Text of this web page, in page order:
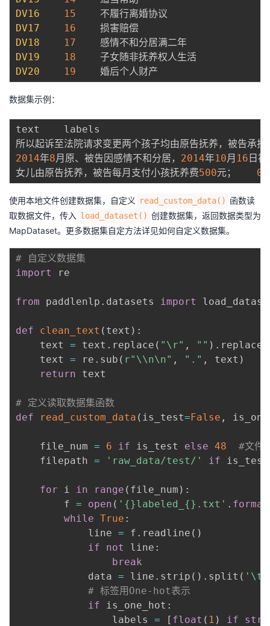
DV16
15
DV17
16
DV18
17
DV19
18
DV20
19
数据集示例：
text    labels
所以起诉至法院请求变更两个孩子均由原告抚养，被告承
2014年8月原、被告因感情不和分居， 2014年10月 16
女儿由原告抚养，被告每月支付小孩抚养费500 0
使用本地文件创建数据集，自定义 read_custom_data() 函数读
取数据文件，传入 load_dataset() 创建数据集，返回数据类型为
MapDataset。更多数据集自定方法详见如何自定义数据集。
# 自定义数据集
import
re
from paddlenlp . datasets import
def clean_text ( text ) :
    text
= text . replace ( "\r" , "" ) . replace
    text
= re . sub ( r"\\n\n" , "." , text )
return text
# 定义读取数据集函数
def
read_custom_data ( is_test=False ,
    file_num
= 6 if is_test else 48
#文件
    filepath
= 'raw_data/test/' if
for i in range ( file_num ) :
        f
= open ( '{}labeled_{}.txt' . format
while True :
            line
= f . readline ( )
if
not line :
break
            data
= line . strip ( ) . split ( '\t'
# 标签用One-hot表示
if is_one_hot :
                labels
= [ float ( 1 ) if str